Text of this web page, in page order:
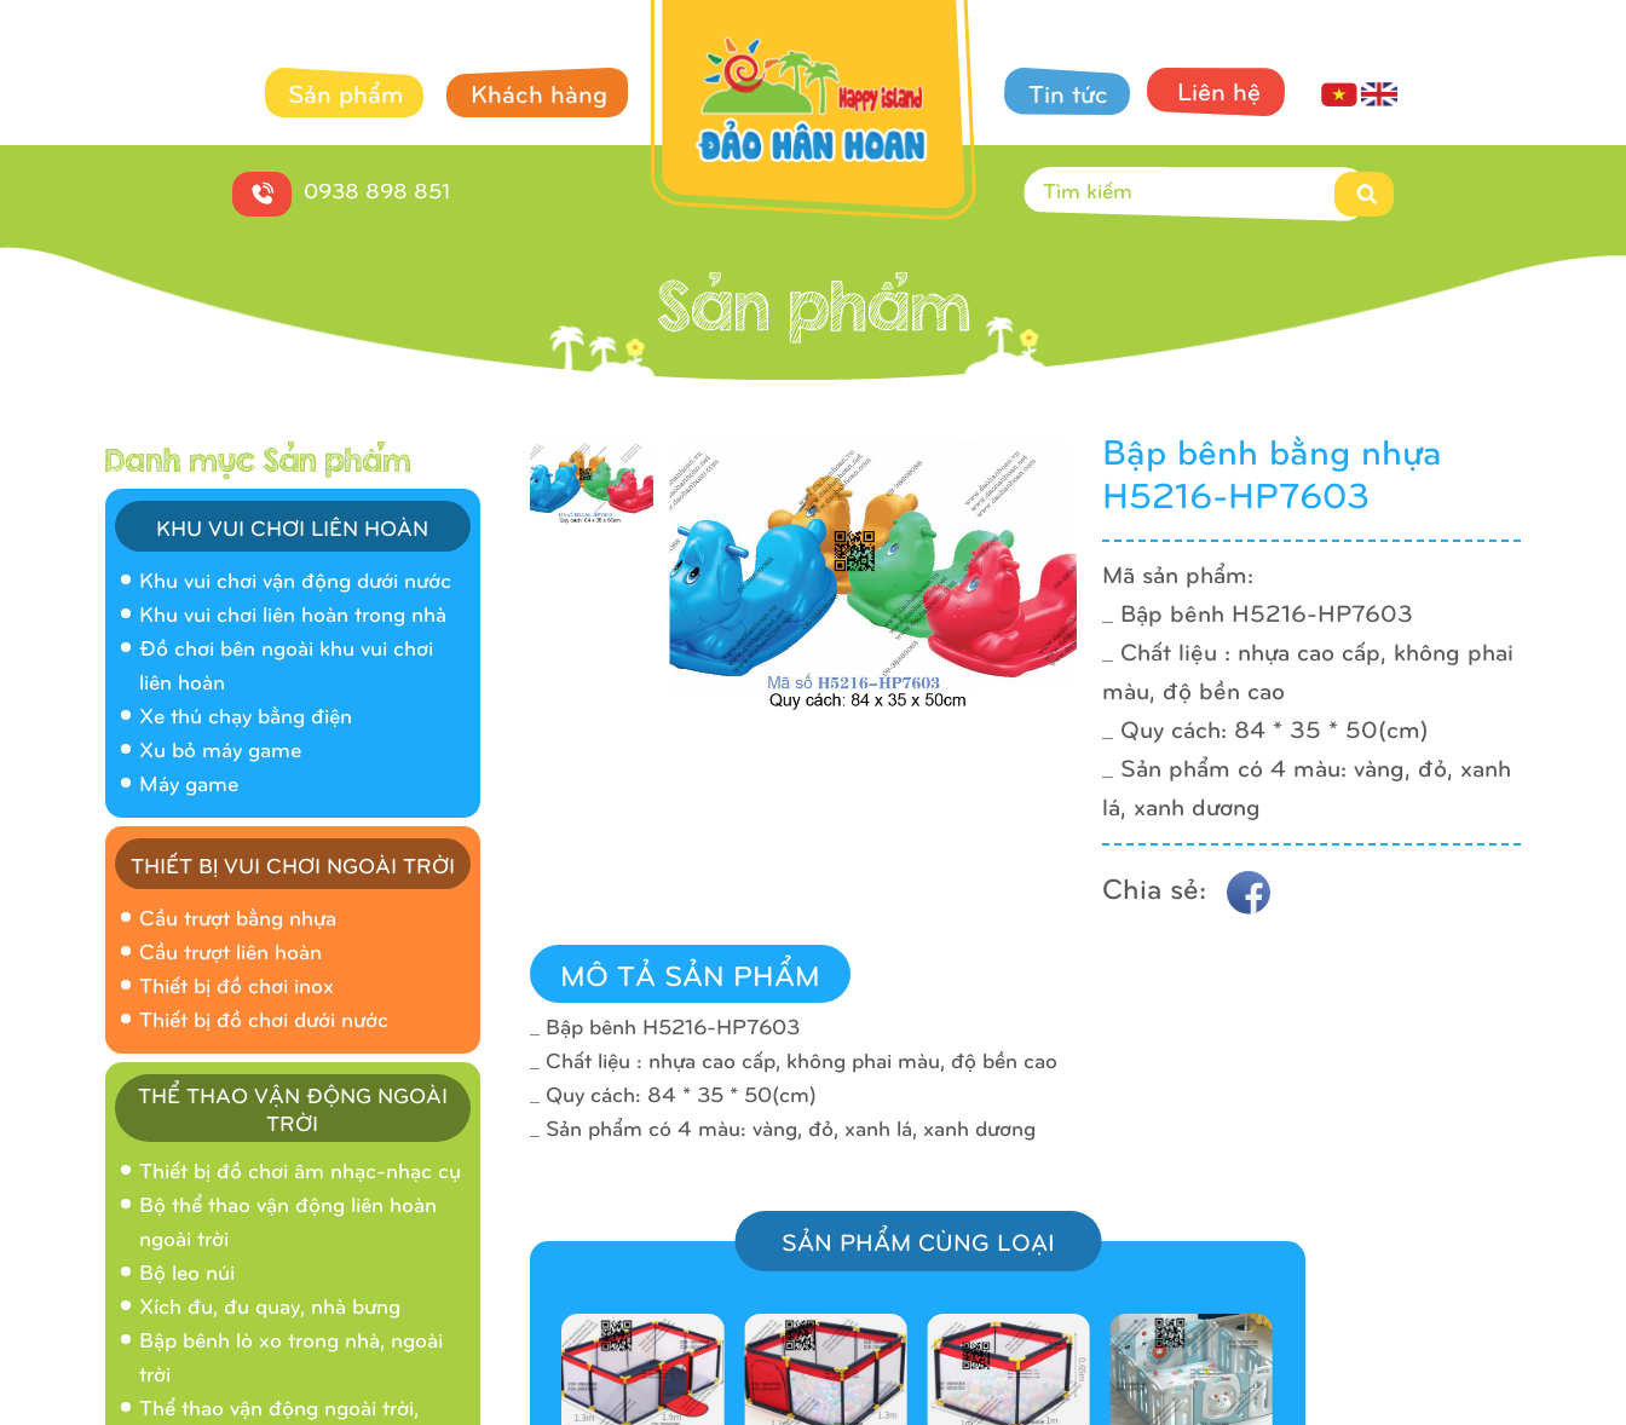
Sản phẩm Khách hàng Tin tức Liên hệ
0938 898 851
KHU VUI CHƠI LIÊN HOÀN
Khu vui chơi vận động dưới nước
Khu vui chơi liên hoàn trong nhà
Đồ chơi bên ngoài khu vui chơi
liên hoàn
Xe thú chạy bằng điện
Xu bỏ máy game
Máy game
THIẾT BỊ VUI CHƠI NGOÀI TRỜI
Cầu trượt bằng nhựa
Cầu trượt liên hoàn
Thiết bị đồ chơi inox
Thiết bị đồ chơi dưới nước
THỂ THAO VẬN ĐỘNG NGOÀI
TRỜI
Thiết bị đồ chơi âm nhạc-nhạc cụ
Bộ thể thao vận động liên hoàn
ngoài trời
Bộ leo núi
Xích đu, đu quay, nhà bưng
Bập bênh lò xo trong nhà, ngoài
trời
Thể thao vận động ngoài trời,
Bập bênh bằng nhựa
H5216-HP7603
Mã sản phẩm:
_ Bập bênh H5216-HP7603
_ Chất liệu : nhựa cao cấp, không phai
màu, độ bền cao
_ Quy cách: 84 * 35 * 50(cm)
_ Sản phẩm có 4 màu: vàng, đỏ, xanh
lá, xanh dương
Chia sẻ:
MÔ TẢ SẢN PHẨM
_ Bập bênh H5216-HP7603
_ Chất liệu : nhựa cao cấp, không phai màu, độ bền cao
_ Quy cách: 84 * 35 * 50(cm)
_ Sản phẩm có 4 màu: vàng, đỏ, xanh lá, xanh dương
SẢN PHẨM CÙNG LOẠI